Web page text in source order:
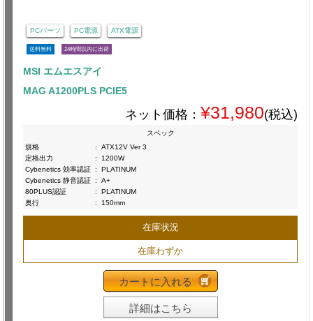
PCパーツ PC電源 ATX電源
送料無料 24時間以内に出荷
MSI エムエスアイ
MAG A1200PLS PCIE5
ネット価格： ¥31,980(税込)
スペック
規格
:
ATX12V Ver 3
定格出力
:
1200W
Cybenetics 効率認証 :
PLATINUM
Cybenetics 静音認証 :
A+
80PLUS認証
:
PLATINUM
奥行
: 150mm
在庫状況
在庫わずか
カートに入れる
詳細はこちら